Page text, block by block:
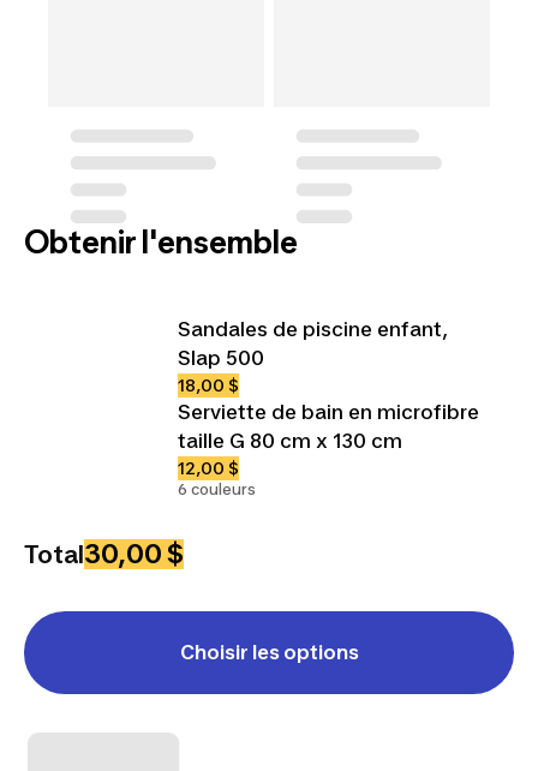
Obtenir l'ensemble
Sandales de piscine enfant,
Slap 500
18,00 $
Serviette de bain en microfibre
taille G 80 cm x 130 cm
12,00 $
6 couleurs
Total30,00 $
Choisir les options